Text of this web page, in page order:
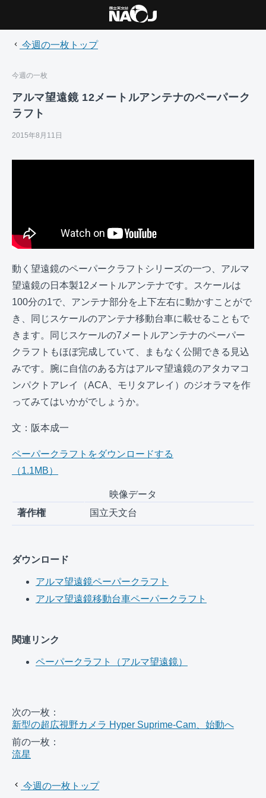
今週の一枚トップ
今週の一枚
アルマ望遠鏡 12メートルアンテナのペーパーク
ラフト
2015年8月11日
動く望遠鏡のペーパークラフトシリーズの一つ、アルマ
望遠鏡の日本製12メートルアンテナです。スケールは
100分の1で、アンテナ部分を上下左右に動かすことがで
き、同じスケールのアンテナ移動台車に載せることもで
きます。同じスケールの7メートルアンテナのペーパー
クラフトもほぼ完成していて、まもなく公開できる見込
みです。腕に自信のある方はアルマ望遠鏡のアタカマコ
ンパクトアレイ（ACA、モリタアレイ）のジオラマを作
ってみてはいかがでしょうか。
文：阪本成一
ペーパークラフトをダウンロードする
（1.1MB）
著作権 国立天文台
映像データ
ダウンロード
アルマ望遠鏡ペーパークラフト
アルマ望遠鏡移動台車ペーパークラフト
関連リンク
ペーパークラフト（アルマ望遠鏡）
次の一枚：
新型の超広視野カメラ Hyper Suprime-Cam、始動へ
前の一枚：
流星
今週の一枚トップ